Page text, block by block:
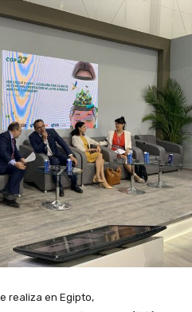
realiza en Egipto,